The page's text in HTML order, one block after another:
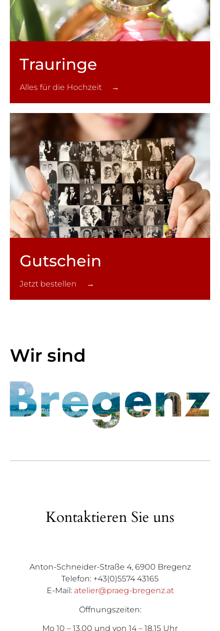
Trauringe
Alles für die Hochzeit →
Gutschein
Jetzt bestellen →
Wir sind
Kontaktieren Sie uns
Anton-Schneider-Straße 4, 6900 Bregenz
Telefon: +43(0)5574 43165
E-Mail: atelier@praeg-bregenz.at
Öffnungszeiten:
Mo 10 – 13.00 und von 14 – 18.15 Uhr